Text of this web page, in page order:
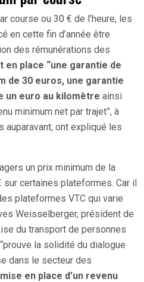
course ou 30 € de l’heure, les
en cette fin d’année être
des rémunérations des
en place “une garantie de
de 30 euros, une garantie
un euro au kilomètre ainsi
minimum net par trajet”, à
auparavant, ont expliqué les
un prix minimum de la
sur certaines plateformes. Car il
plateformes VTC qui varie
Weisselberger, président de
du transport de personnes
la solidité du dialogue
dans le secteur des
en place d’un revenu